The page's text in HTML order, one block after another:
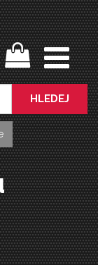
HLEDEJ